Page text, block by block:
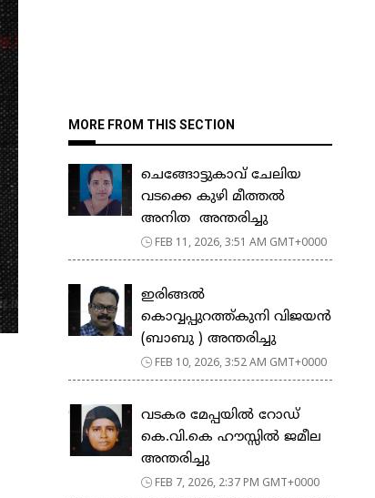
MORE FROM THIS SECTION
ചെങ്ങോട്ടുകാവ് ചേലിയ
വടക്കെ കുഴി മീത്തൽ
അനിത അന്തരിച്ചു
FEB 11, 2026, 3:51 AM GMT+0000
ഇരിങ്ങൽ
കൊവ്വപ്പുറത്ത്കുനി വിജയൻ
(ബാബു ) അന്തരിച്ചു
FEB 10, 2026, 3:52 AM GMT+0000
വടകര മേപ്പയിൽ റോഡ്
കെ.വി.കെ ഹൗസ്സിൽ ജമീല
അന്തരിച്ചു
FEB 7, 2026, 2:37 PM GMT+0000